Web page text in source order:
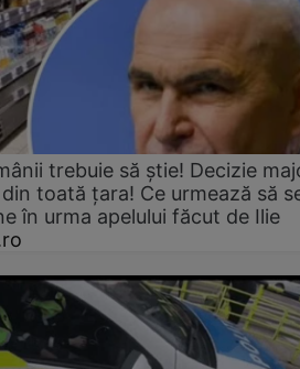
trebuie să știe! Decizie
toată țara! Ce urmează să
în urma apelului făcut de Ilie